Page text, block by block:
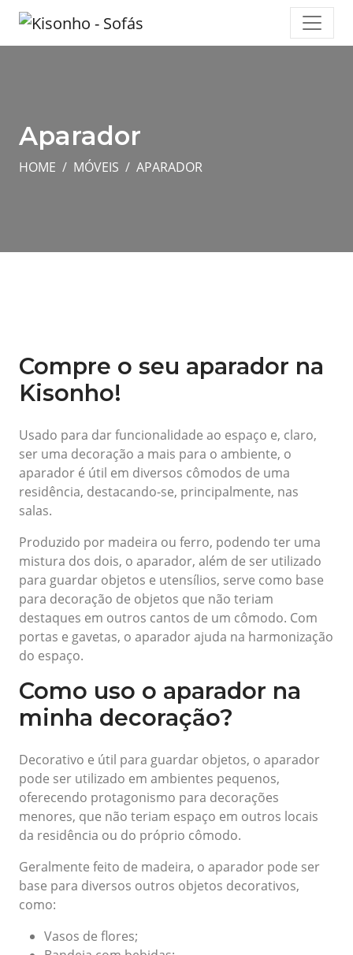
Aparador
HOME MÓVEIS APARADOR
Compre o seu aparador na
Kisonho!
Usado para dar funcionalidade ao espaço e, claro,
ser uma decoração a mais para o ambiente, o
aparador é útil em diversos cômodos de uma
residência, destacando-se, principalmente, nas
salas.
Produzido por madeira ou ferro, podendo ter uma
mistura dos dois, o aparador, além de ser utilizado
para guardar objetos e utensílios, serve como base
para decoração de objetos que não teriam
destaques em outros cantos de um cômodo. Com
portas e gavetas, o aparador ajuda na harmonização
do espaço.
Como uso o aparador na
minha decoração?
Decorativo e útil para guardar objetos, o aparador
pode ser utilizado em ambientes pequenos,
oferecendo protagonismo para decorações
menores, que não teriam espaço em outros locais
da residência ou do próprio cômodo.
Geralmente feito de madeira, o aparador pode ser
base para diversos outros objetos decorativos,
como:
Vasos de flores;